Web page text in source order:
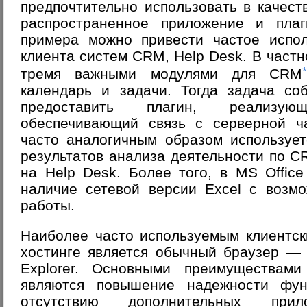
предпочтительно использовать в
распространенное приложение и
примера можно привести частое
клиента систем CRM, Help Desk. В
тремя важными модулями для CRM*
календарь и задачи. Тогда задача
предоставить плагин,
обеспечивающий связь с серверной
часто аналогичным образом
результатов анализа деятельности по
на Help Desk. Более того, в MS Office
наличие сетевой версии Excel с
работы.
Наиболее часто используемым
хостинге является обычный браузер
Explorer. Основными преимуществами
являются повышение надежности
отсутствию дополнительных